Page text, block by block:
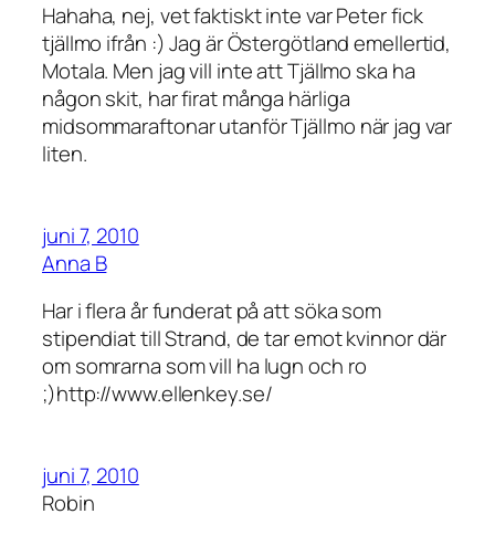
Hahaha, nej, vet faktiskt inte var Peter fick
tjällmo ifrån :) Jag är Östergötland emellertid,
Motala. Men jag vill inte att Tjällmo ska ha
någon skit, har firat många härliga
midsommaraftonar utanför Tjällmo när jag var
liten.
juni 7, 2010
Anna B
Har i flera år funderat på att söka som
stipendiat till Strand, de tar emot kvinnor där
om somrarna som vill ha lugn och ro
;)http://www.ellenkey.se/
juni 7, 2010
Robin